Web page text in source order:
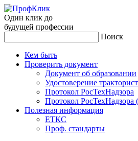
Один клик до
будущей профессии
Поиск
Кем быть
Проверить документ
Документ об образовании
Удостоверение
Протокол РосТехНадзора
Протокол РосТехНадзора
Полезная информация
ЕТКС
Проф. стандарты